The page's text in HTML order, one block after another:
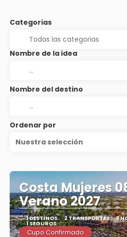
Categorias
Nombre de la idea
Nombre del destino
Ordenar por
Nuestra selección
Costa Mujeres
Verano 2027
1 DESTINOS 2 TRANSPORTES 9
1 SEGUROS
Cupo Confirmado